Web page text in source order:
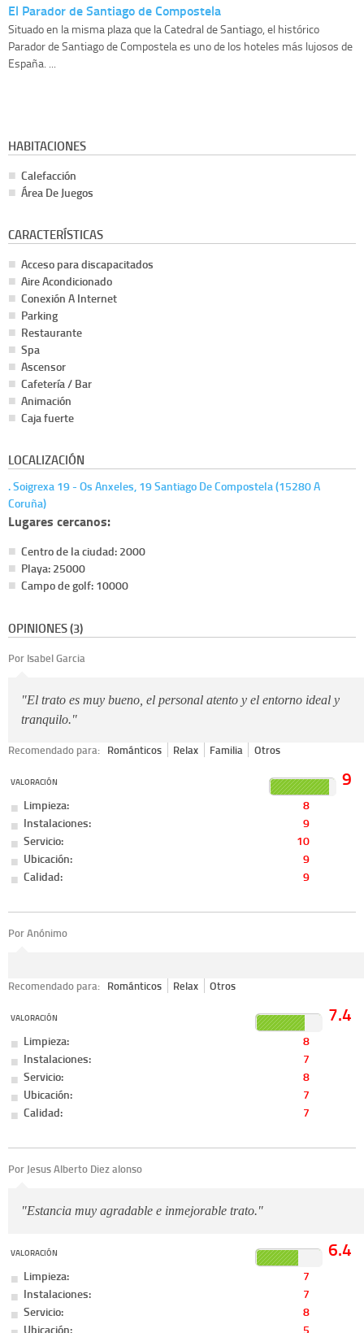
El Parador de Santiago de Compostela
Situado en la misma plaza que la Catedral de Santiago, el histórico
Parador de Santiago de Compostela es uno de los hoteles más lujosos de
España. ...
HABITACIONES
Calefacción
Área De Juegos
CARACTERÍSTICAS
Acceso para discapacitados
Aire Acondicionado
Conexión A Internet
Parking
Restaurante
Spa
Ascensor
Cafetería / Bar
Animación
Caja fuerte
LOCALIZACIÓN
. Soigrexa 19 - Os Anxeles, 19 Santiago De Compostela (15280 A
Coruña)
Lugares cercanos:
Centro de la ciudad: 2000
Playa: 25000
Campo de golf: 10000
OPINIONES (3)
Por Isabel Garcia
"El trato es muy bueno, el personal atento y el entorno ideal y
tranquilo."
Recomendado para: Románticos Relax Familia Otros
VALORACIÓN 9
Limpieza:
8
Instalaciones:
9
Servicio:
10
Ubicación:
9
Calidad:
9
Por Anónimo
Recomendado para: Románticos Relax Otros
VALORACIÓN 7.4
Limpieza:
8
Instalaciones:
7
Servicio:
8
Ubicación:
7
Calidad:
7
Por Jesus Alberto Diez alonso
"Estancia muy agradable e inmejorable trato."
VALORACIÓN 6.4
Limpieza:
7
Instalaciones:
7
Servicio:
8
Ubicación:
5